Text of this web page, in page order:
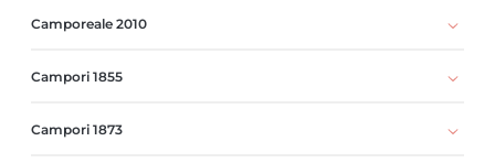
Camporeale 2010
Campori 1855
Campori 1873